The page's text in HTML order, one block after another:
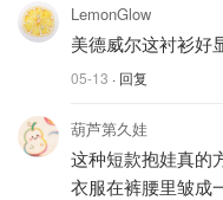
LemonGlow
美德威尔这衬衫好
05-13 · 回复
葫芦第久娃
这种短款抱娃真的
衣服在裤腰里皱成